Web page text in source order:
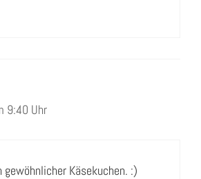
9:40 Uhr
gewöhnlicher Käsekuchen. :)